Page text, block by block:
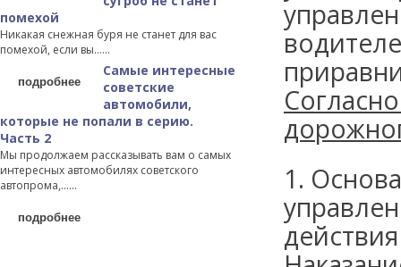
помехой
Никакая снежная буря не станет для вас
помехой, если вы…...
подробнее
Самые интересные
советские
автомобили,
которые не попали в серию.
Часть 2
Мы продолжаем рассказывать вам о самых
интересных автомобилях советского
автопрома,…...
подробнее
1.